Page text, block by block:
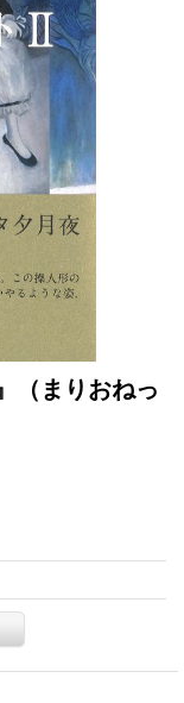
（まりおねっ